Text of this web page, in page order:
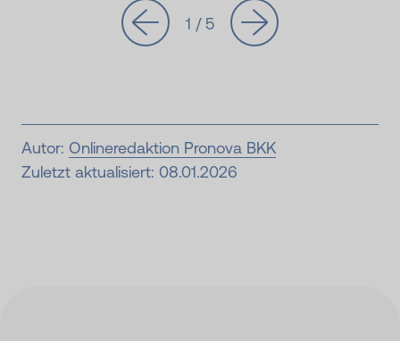
1 / 5
Autor: Onlineredaktion Pronova BKK
Zuletzt aktualisiert: 08.01.2026